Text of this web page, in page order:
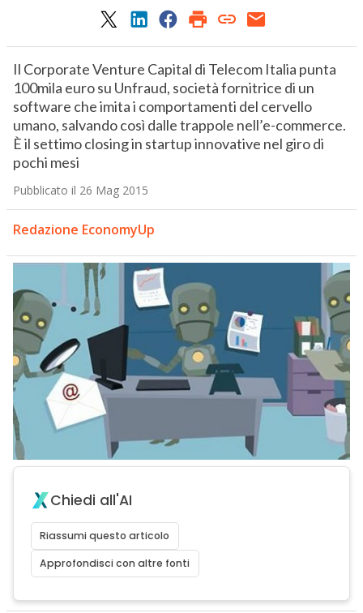
Il Corporate Venture Capital di Telecom Italia punta
100mila euro su Unfraud, società fornitrice di un
software che imita i comportamenti del cervello
umano, salvando così dalle trappole nell’e-commerce.
È il settimo closing in startup innovative nel giro di
pochi mesi
Pubblicato il 26 Mag 2015
Redazione EconomyUp
Chiedi all'AI
Riassumi questo articolo
Approfondisci con altre fonti